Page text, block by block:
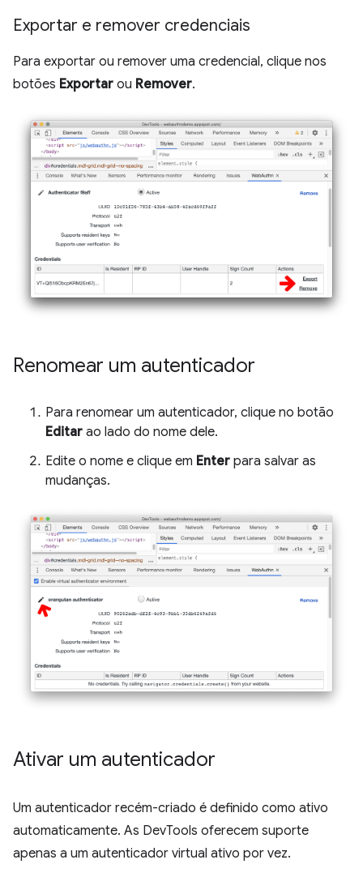
Exportar e remover credenciais
Para exportar ou remover uma credencial, clique nos
botões Exportar ou Remover.
Renomear um autenticador
Para renomear um autenticador, clique no botão
Editar ao lado do nome dele.
Edite o nome e clique em Enter para salvar as
mudanças.
Ativar um autenticador
Um autenticador recém-criado é definido como ativo
automaticamente. As DevTools oferecem suporte
apenas a um autenticador virtual ativo por vez.